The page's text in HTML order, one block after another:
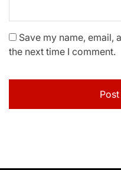
Save my name, email,
the next time I comment.